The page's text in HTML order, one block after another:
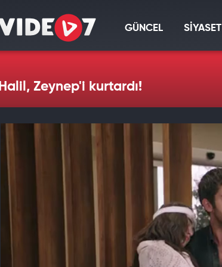
GÜNCEL SİYASET
Halil, Zeynep'i kurtardı!